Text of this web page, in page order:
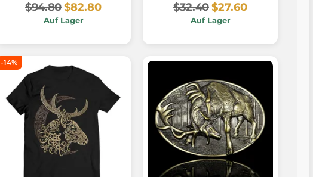
$94.80$82.80
Auf Lager
$32.40$27.60
Auf Lager
-14%